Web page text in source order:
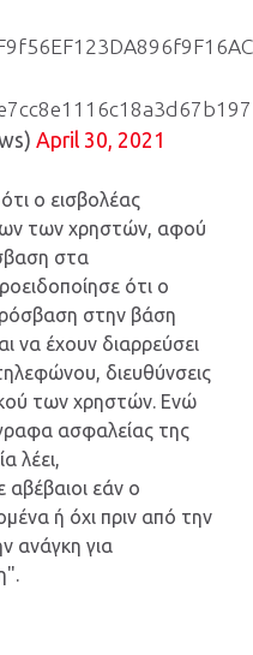
April 30, 2021
ο εισβολέας
των χρηστών, αφού
στα
ότι ο
στην βάση
να έχουν διαρρεύσει
διευθύνσεις
των χρηστών. Ενώ
ασφαλείας της
λέει,
εάν ο
ή όχι πριν από την
ανάγκη για